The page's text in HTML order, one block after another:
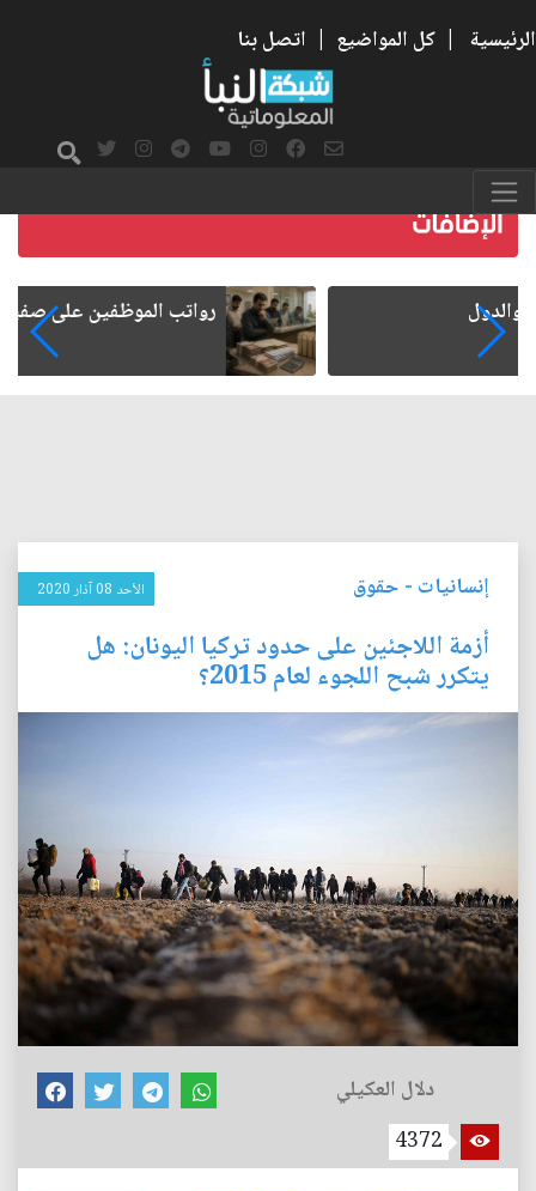
الرئيسية | كل المواضيع | اتصل بنا
رواتب الموظفين على صفيح ساخن
إنسانيات - حقوق الأحد 08 آذار 2020
أزمة اللاجئين على حدود تركيا اليونان: هل
يتكرر شبح اللجوء لعام 2015؟
دلال العكيلي
4372